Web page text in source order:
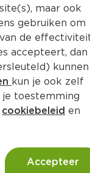
maar ook
gebruiken om
de
accepteert, dan
kunnen
kun je ook zelf
toestemming
cookiebeleid en
Accepteer